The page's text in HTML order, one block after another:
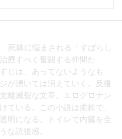
躰に悩まされる「すばらし
療すべく奮闘する仲間た
じは、あってないようなも
が湧いては消えていく。反復
離滅裂な文章。エログロナン
ている。この小説は柔軟で、
明になる。トイレで内臓を全
な読後感。